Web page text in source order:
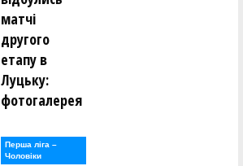
матчі
другого
етапу в
Луцьку:
фотогалерея
Перша лiга –
Чоловiки